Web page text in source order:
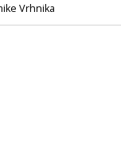
Vrhnika